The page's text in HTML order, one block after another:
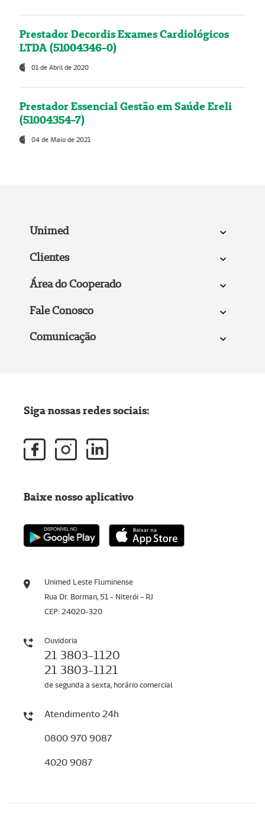
Prestador Decordis Exames Cardiológicos
LTDA (51004346-0)
01 de Abril de 2020
Prestador Essencial Gestão em Saúde Ereli
(51004354-7)
04 de Maio de 2021
Unimed
Clientes
Área do Cooperado
Fale Conosco
Comunicação
Unimed Leste Fluminense
Rua Dr. Borman, 51 - Niterói - RJ
CEP: 24020-320
Ouvidoria
21 3803-1120
21 3803-1121
de segunda a sexta, horário comercial
Atendimento 24h
0800 970 9087
4020 9087
Siga nossas redes sociais:
Baixe nosso aplicativo